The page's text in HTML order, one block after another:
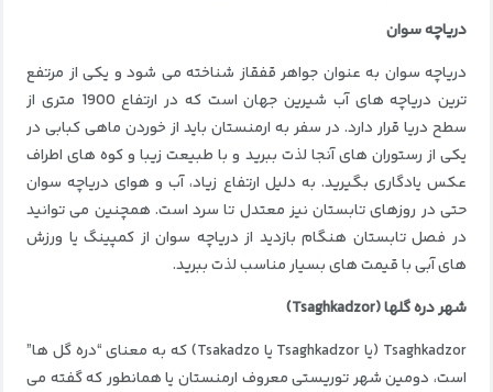
دریاچه سوان
دریاچه سوان به عنوان جواهر قفقاز شناخته می شود و یکی از مرتفع
ترین دریاچه های آب شیرین جهان است که در ارتفاع 1900 متری از
سطح دریا قرار دارد. در سفر به ارمنستان باید از خوردن ماهی کبابی در
یکی از رستوران های آنجا لذت ببرید و با طبیعت زیبا و کوه های اطراف
عکس یادگاری بگیرید. به دلیل ارتفاع زیاد، آب و هوای دریاچه سوان
حتی در روزهای تابستان نیز معتدل تا سرد است. همچنین می توانید
در فصل تابستان هنگام بازدید از دریاچه سوان از کمپینگ یا ورزش
های آبی با قیمت های بسیار مناسب لذت ببرید.
شهر دره گلها (Tsaghkadzor)
Tsaghkadzor (یا Tsaghkadzor یا Tsakadzo) که به معنای “دره گل ها”
است، دومین شهر توریستی معروف ارمنستان یا همانطور که گفته می